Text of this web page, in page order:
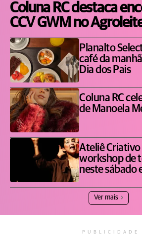
Coluna RC destaca
CCV GWM no
Planalto
café da
Dia dos Pais
Coluna RC
de Manoela
Ateliê
workshop de
neste sábado
Ver mais
PUBLICIDADE